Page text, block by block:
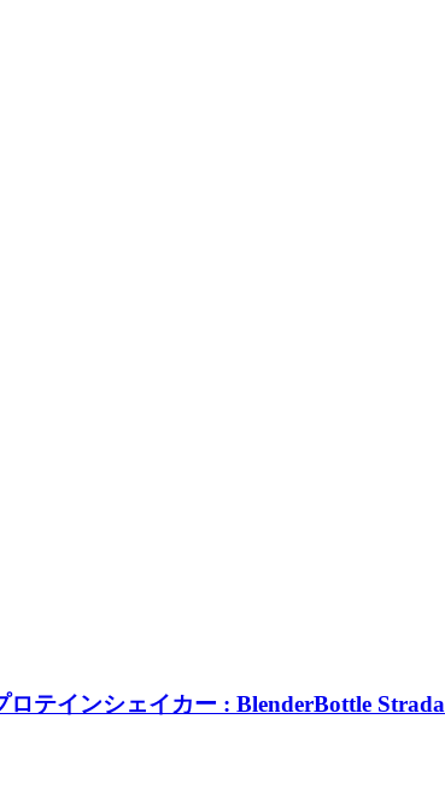
テインシェイカー : BlenderBottle Strada